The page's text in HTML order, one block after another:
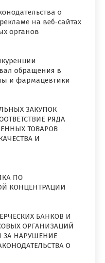
о
на веб-сайтах
органов
обращения в
и фармацевтики
ЗАКУПОК
РЯДА
ТОВАРОВ
И
ПО
КОНЦЕНТРАЦИИ
БАНКОВ И
ОРГАНИЗАЦИЙ
НАРУШЕНИЕ
О